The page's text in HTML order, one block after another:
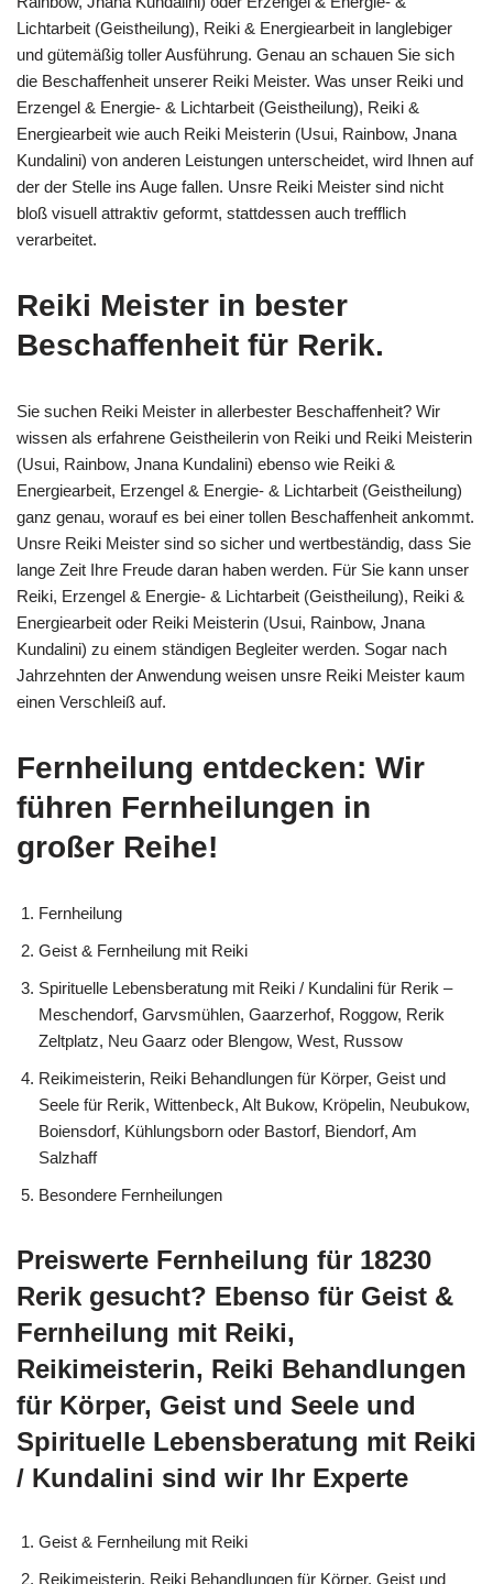
Lichtarbeit (Geistheilung), Reiki & Energiearbeit in langlebiger
und gütemäßig toller Ausführung. Genau an schauen Sie sich
die Beschaffenheit unserer Reiki Meister. Was unser Reiki und
Erzengel & Energie- & Lichtarbeit (Geistheilung), Reiki &
Energiearbeit wie auch Reiki Meisterin (Usui, Rainbow, Jnana
Kundalini) von anderen Leistungen unterscheidet, wird Ihnen auf
der der Stelle ins Auge fallen. Unsre Reiki Meister sind nicht
bloß visuell attraktiv geformt, stattdessen auch trefflich
verarbeitet.
Reiki Meister in bester
Beschaffenheit für Rerik.
Sie suchen Reiki Meister in allerbester Beschaffenheit? Wir
wissen als erfahrene Geistheilerin von Reiki und Reiki Meisterin
(Usui, Rainbow, Jnana Kundalini) ebenso wie Reiki &
Energiearbeit, Erzengel & Energie- & Lichtarbeit (Geistheilung)
ganz genau, worauf es bei einer tollen Beschaffenheit ankommt.
Unsre Reiki Meister sind so sicher und wertbeständig, dass Sie
lange Zeit Ihre Freude daran haben werden. Für Sie kann unser
Reiki, Erzengel & Energie- & Lichtarbeit (Geistheilung), Reiki &
Energiearbeit oder Reiki Meisterin (Usui, Rainbow, Jnana
Kundalini) zu einem ständigen Begleiter werden. Sogar nach
Jahrzehnten der Anwendung weisen unsre Reiki Meister kaum
einen Verschleiß auf.
Fernheilung entdecken: Wir
führen Fernheilungen in
großer Reihe!
Fernheilung
Geist & Fernheilung mit Reiki
Spirituelle Lebensberatung mit Reiki / Kundalini für Rerik –
Meschendorf, Garvsmühlen, Gaarzerhof, Roggow, Rerik
Zeltplatz, Neu Gaarz oder Blengow, West, Russow
Reikimeisterin, Reiki Behandlungen für Körper, Geist und
Seele für Rerik, Wittenbeck, Alt Bukow, Kröpelin, Neubukow,
Boiensdorf, Kühlungsborn oder Bastorf, Biendorf, Am
Salzhaff
Besondere Fernheilungen
Preiswerte Fernheilung für 18230
Rerik gesucht? Ebenso für Geist &
Fernheilung mit Reiki,
Reikimeisterin, Reiki Behandlungen
für Körper, Geist und Seele und
Spirituelle Lebensberatung mit Reiki
/ Kundalini sind wir Ihr Experte
Geist & Fernheilung mit Reiki
Reikimeisterin, Reiki Behandlungen für Körper, Geist und